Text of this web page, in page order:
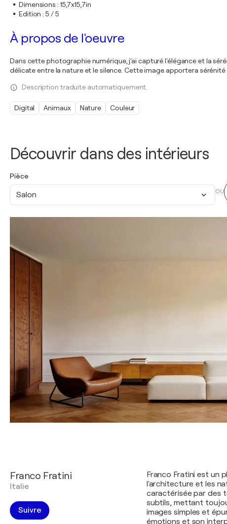
Découvrir dans des intérieurs
Pièce
Salon OU
Dimensions : 15,7x15,7in
Edition :5 / 5
À propos de l'oeuvre
Dans cette photographie numérique, j'ai capturé l'élégance et la
délicate entre la nature et le silence. Cette image apportera
Description traduite automatiquement.
Digital Animaux Nature Couleur
Franco Fratini
Italie
Suivre
Franco Fratini est un
l'architecture et les
caractérisée par des
subtils, mettant
images simples et
émotions et son